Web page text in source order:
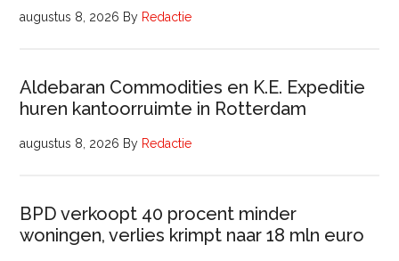
augustus 8, 2026 By Redactie
Aldebaran Commodities en K.E. Expeditie
huren kantoorruimte in Rotterdam
augustus 8, 2026 By Redactie
BPD verkoopt 40 procent minder
woningen, verlies krimpt naar 18 mln euro